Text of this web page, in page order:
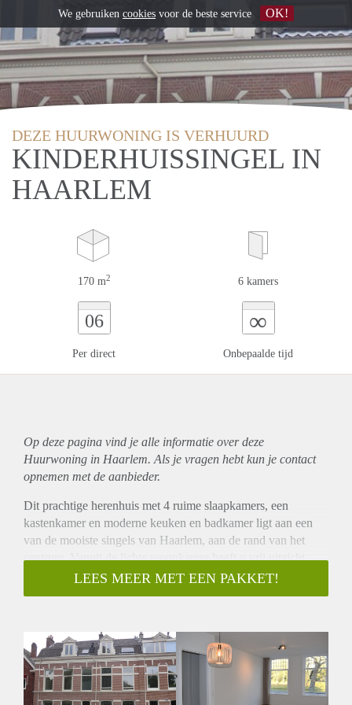
DEZE HUURWONING IS VERHUURD
KINDERHUISSINGEL IN
HAARLEM
170 m2 6 kamers
06
Per direct
∞
Onbepaalde tijd
Op deze pagina vind je alle informatie over deze
Huurwoning in Haarlem. Als je vragen hebt kun je contact
opnemen met de aanbieder.
Dit prachtige herenhuis met 4 ruime slaapkamers, een
kastenkamer en moderne keuken en badkamer ligt aan een
van de mooiste singels van Haarlem, aan de rand van het
centrum. Vanuit de lichte woonkamer heeft u vrij uitzicht
over het water en het Kenaupark. Vanuit de keuken heeft u
toegang tot de zonnige achtertuin op het zuidwesten met veel
loopafstand. Tevens is de woning gunstig gelegen t.o.v. NS
station en uitvalswegen. De woning is goed geïsoleerd en
heeft vloerverwarming op de begane grond.
Omschrijving
LEES MEER MET EEN PAKKET!
We gebruiken cookies voor de beste service OK!